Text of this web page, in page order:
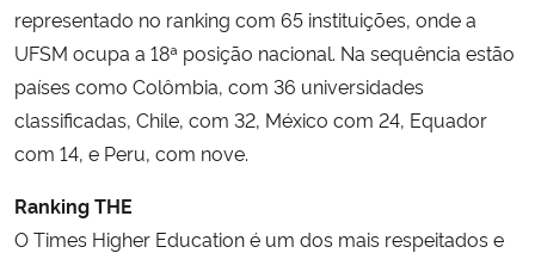
representado no ranking com 65 instituições, onde a
UFSM ocupa a 18ª posição nacional. Na sequência estão
países como Colômbia, com 36 universidades
classificadas, Chile, com 32, México com 24, Equador
com 14, e Peru, com nove.
Ranking THE
O Times Higher Education é um dos mais respeitados e